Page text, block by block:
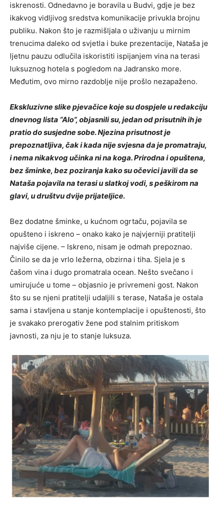
iskrenosti. Odnedavno je boravila u Budvi, gdje je bez
ikakvog vidljivog sredstva komunikacije privukla brojnu
publiku. Nakon što je razmišljala o uživanju u mirnim
trenucima daleko od svjetla i buke prezentacije, Nataša je
ljetnu pauzu odlučila iskoristiti ispijanjem vina na terasi
luksuznog hotela s pogledom na Jadransko more.
Međutim, ovo mirno razdoblje nije prošlo nezapaženo.
Ekskluzivne slike pjevačice koje su dospjele u redakciju
dnevnog lista “Alo”, objasnili su, jedan od prisutnih ih je
pratio do susjedne sobe. Njezina prisutnost je
prepoznatljiva, čak i kada nije svjesna da je promatraju,
i nema nikakvog učinka ni na koga. Prirodna i opuštena,
bez šminke, bez poziranja kako su očevici javili da se
Nataša pojavila na terasi u slatkoj vodi, s peškirom na
glavi, u društvu dvije prijateljice.
Bez dodatne šminke, u kućnom ogrtaču, pojavila se
opušteno i iskreno – onako kako je najvjerniji pratitelji
najviše cijene. – Iskreno, nisam je odmah prepoznao.
Činilo se da je vrlo ležerna, obzirna i tiha. Sjela je s
čašom vina i dugo promatrala ocean. Nešto svečano i
umirujuće u tome – objasnio je privremeni gost. Nakon
što su se njeni pratitelji udaljili s terase, Nataša je ostala
sama i stavljena u stanje kontemplacije i opuštenosti, što
je svakako prerogativ žene pod stalnim pritiskom
javnosti, za nju je to stanje luksuza.